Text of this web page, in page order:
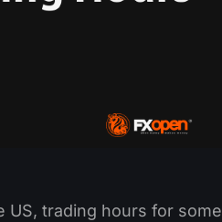
US, trading hours for some